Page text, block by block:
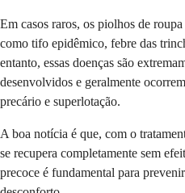
Em casos raros, os piolhos de
como tifo epidêmico, febre das
entanto, essas doenças são
desenvolvidos e geralmente
precário e superlotação.
A boa notícia é que, com o
se recupera completamente sem
precoce é fundamental para